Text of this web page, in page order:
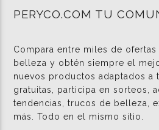
PERYCO.COM TU
Compara entre miles de
belleza y obtén siempre el
nuevos productos adaptados a
gratuitas, participa en sorteos,
tendencias, trucos de belleza,
más. Todo en el mismo sitio.